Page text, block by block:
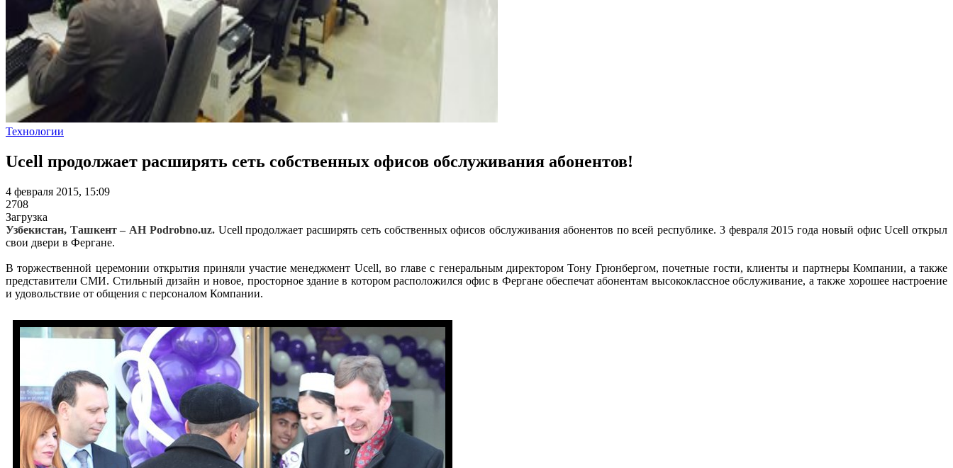
Технологии
Ucell продолжает расширять сеть собственных офисов обслуживания абонентов!
4 февраля 2015, 15:09
2708
Загрузка
Узбекистан, Ташкент – АН Podrobno.uz. Ucell продолжает расширять сеть собственных офисов обслуживания абонентов по всей республике. 3 февраля 2015 года новый офис Ucell открыл
свои двери в Фергане.
В торжественной церемонии открытия приняли участие менеджмент Ucell, во главе с генеральным директором Тону Грюнбергом, почетные гости, клиенты и партнеры Компании, а также
представители СМИ. Стильный дизайн и новое, просторное здание в котором расположился офис в Фергане обеспечат абонентам высококлассное обслуживание, а также хорошее настроение
и удовольствие от общения с персоналом Компании.